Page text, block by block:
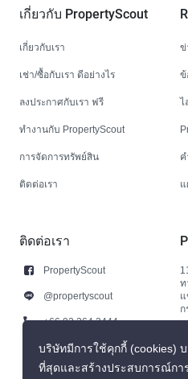
เกี่ยวกับ PropertyScout
เกี่ยวกับเรา
เช่า/ซื้อกับเรา ดีอย่างไร
ลงประกาศกับเรา ฟรี
ทำงานกับ PropertyScout
การจัดการทรัพย์สิน
ติดต่อเรา
ข่
ข้
ไ
แ
ติดต่อเรา
PropertyScout
@propertyscout
+66 92 264 3444
+66 92 264 3444
contact@propertyscout.co.th
ท
บริษัทมีการใช้คุกกี้ (cookies)
ที่สุดและสร้างประสบการณ์กา